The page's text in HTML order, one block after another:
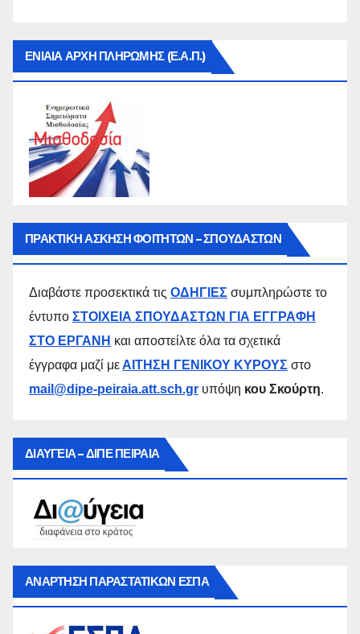
ΕΝΙΑΙΑ ΑΡΧΗ ΠΛΗΡΩΜΗΣ (Ε.Α.Π.)
ΠΡΑΚΤΙΚΗ ΑΣΚΗΣΗ ΦΟΙΤΗΤΩΝ – ΣΠΟΥΔΑΣΤΩΝ
Διαβάστε προσεκτικά τις ΟΔΗΓΙΕΣ συμπληρώστε το
έντυπο ΣΤΟΙΧΕΙΑ ΣΠΟΥΔΑΣΤΩΝ ΓΙΑ ΕΓΓΡΑΦΗ
ΣΤΟ ΕΡΓΑΝΗ και αποστείλτε όλα τα σχετικά
έγγραφα μαζί μεΑΙΤΗΣΗ ΓΕΝΙΚΟΥ ΚΥΡΟΥΣ στο
mail@dipe-peiraia.att.sch.gr υπόψη κου Σκούρτη.
ΔΙΑΥΓΕΙΑ – ΔΙΠΕ ΠΕΙΡΑΙΑ
ΑΝΑΡΤΗΣΗ ΠΑΡΑΣΤΑΤΙΚΩΝ ΕΣΠΑ